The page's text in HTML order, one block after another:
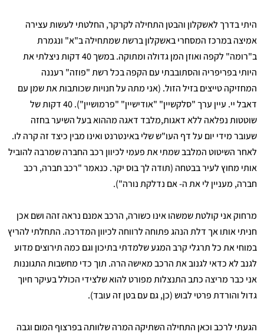
היתי בדרך לאשקלון והבטן התחילה לקרקר, החלטתי לעשות עצירה
אמיצה במרכז המסחרי באשקלון ברשת שמתחילה ב"א" ונגמרת
ב"רומה" לקפה ואוזן המן גדולה ומתוקה. במשך 40 דקות ניצלתי את
היותי בפריפריה והסתובבתי עם הקפה בכל רשת "פוזה" רעננה
המחזיקה טייצים בזיל הזול. (אני מתה על חנויות שכותבות את שמן עם
דאבל יי. עיין ערך "סלקשיין" "אודישיין" "פרמושיין"). 40 דקות של
שוטטות נפלאה ללא דאגות,מלבד דאגה מההוא בעל השיער בחזה
שעובר מידי יום על דף העו"ש שלי באינטרנט ואינו מבין כיצד זה קרה לו.
לאחר השיטוט המלבב שמתי את פעמי לכיוון רכב החברה שמרבה להוביל
אותי מחוץ לעיר בבטחה (תודה לך בוס יקר. כנאמר "רכב חברה, רכב
חברה, מעניין לי את ה- אם נדלקת נורה").
מרחוק אני קולטת שמשהו אינו כשורה, הרכב אמנם נראה זהה ושם אכן
חניתי אותו אך דלת הנהג פתוחה לרווחה לכיוון המדרכה. התחלתי להריץ
במוחי את כל תרגלי קרב המגע שלמדתי בתיכון וגם כמה תירוצים מדוע
לגנב לא כדאי לגנוב את הרכב מאישה הרה. תוך כדי מחשבות התגוננות
אני כבר מריצה כתב התנצלות מפורט להוא שלצידי הכולל בעיקר חיוך
גדול והורדת פרטי לבוש (כן, גם עם בטן זה עובד).
הגעתי לרכב וכאן התחילה השתיקה המרה שלוותה בפרצוף המום וגבה